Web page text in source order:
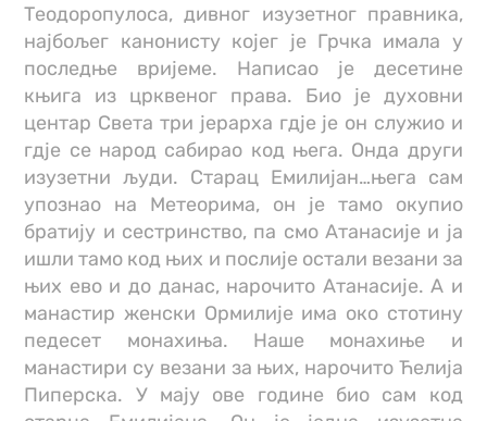
Теодоропулоса, дивног изузетног правника,
најбољег канонисту којег је Грчка имала у
последње вријеме. Написао је десетине
књига из црквеног права. Био је духовни
центар Света три јерарха гдје је он служио и
гдје се народ сабирао код њега. Онда други
изузетни људи. Старац Емилијан…њега сам
упознао на Метеорима, он је тамо окупио
братију и сестринство, па смо Атанасије и ја
ишли тамо код њих и послије остали везани за
њих ево и до данас, нарочито Атанасије. А и
манастир женски Ормилије има око стотину
педесет монахиња. Наше монахиње и
манастири су везани за њих, нарочито Ћелија
Пиперска. У мају ове године био сам код